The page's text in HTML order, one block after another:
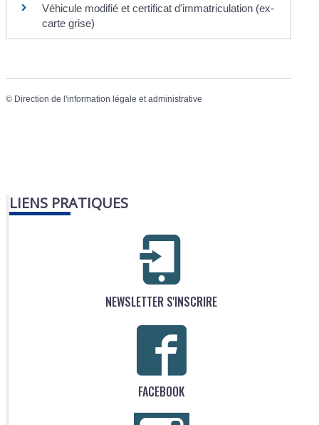
Véhicule modifié et certificat d'immatriculation (ex-
carte grise)
© Direction de l'information légale et administrative
LIENS PRATIQUES
NEWSLETTER S'INSCRIRE
FACEBOOK